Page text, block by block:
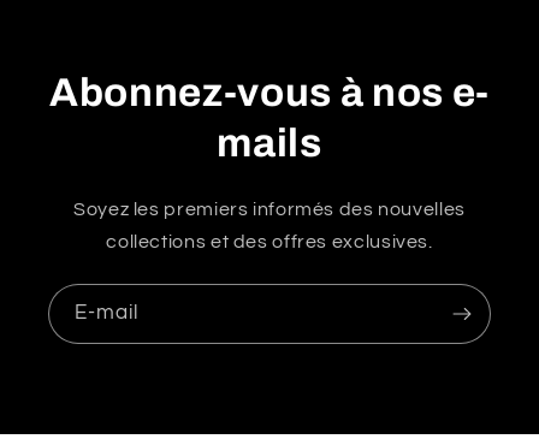
Abonnez-vous à nos e-
mails
Soyez les premiers informés des nouvelles
collections et des offres exclusives.
E-mail